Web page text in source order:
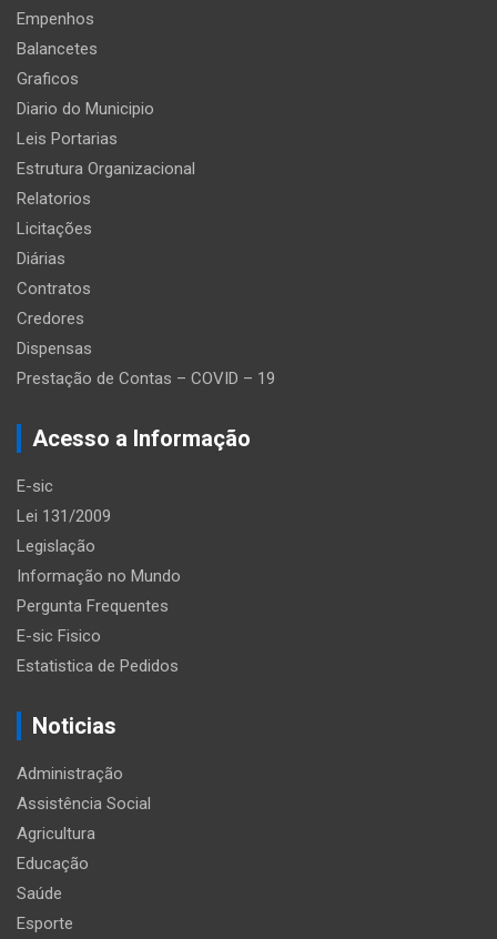
Empenhos
Balancetes
Graficos
Diario do Municipio
Leis Portarias
Estrutura Organizacional
Relatorios
Licitações
Diárias
Contratos
Credores
Dispensas
Prestação de Contas – COVID – 19
Acesso a Informação
E-sic
Lei 131/2009
Legislação
Informação no Mundo
Pergunta Frequentes
E-sic Fisico
Estatistica de Pedidos
Noticias
Administração
Assistência Social
Agricultura
Educação
Saúde
Esporte